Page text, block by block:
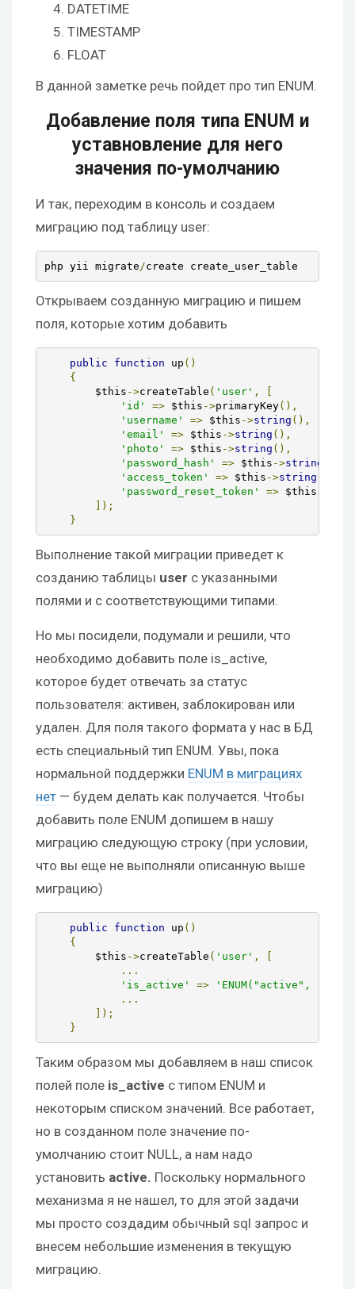
DATETIME
TIMESTAMP
FLOAT
В данной заметке речь пойдет про тип ENUM.
Добавление поля типа ENUM и
уставновление для него
значения по-умолчанию
И так, переходим в консоль и создаем
миграцию под таблицу user:
php yii migrate /create create_user_table
Открываем созданную миграцию и пишем
поля, которые хотим добавить
public function up ()
{
        $this
->createTable ( 'user' ,
[
'id'
=> $this ->primaryKey(),
'username'
=> $this ->string (),
'email'
=> $this ->string (),
'photo'
=> $this ->string (),
'password_hash'
=> $this ->string
'access_token'
=> $this ->string
'password_reset_token'
=> $this
]);
}
Выполнение такой миграции приведет к
созданию таблицы user с указанными
полями и с соответствующими типами.
Но мы посидели, подумали и решили, что
необходимо добавить поле is_active,
которое будет отвечать за статус
пользователя: активен, заблокирован или
удален. Для поля такого формата у нас в БД
есть специальный тип ENUM. Увы, пока
нормальной поддержки ENUM в миграциях
нет — будем делать как получается. Чтобы
добавить поле ENUM допишем в нашу
миграцию следующую строку (при условии,
что вы еще не выполняли описанную выше
миграцию)
public function up ()
{
        $this
->createTable ( 'user' ,
[
...
'is_active'
=>
'ENUM("active",
...
]);
}
Таким образом мы добавляем в наш список
полей поле is_active с типом ENUM и
некоторым списком значений. Все работает,
но в созданном поле значение по-
умолчанию стоит NULL, а нам надо
установить active. Поскольку нормального
механизма я не нашел, то для этой задачи
мы просто создадим обычный sql запрос и
внесем небольшие изменения в текущую
миграцию.